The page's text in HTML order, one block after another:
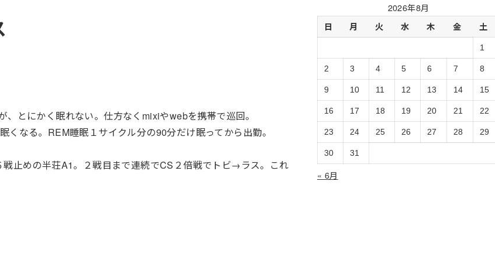
とにかく眠れない。仕方なくmixiやwebを携帯で巡回。
なる。REM睡眠１サイクル分の90分だけ眠ってから出勤。
止めの半荘A1。２戦目まで連続でCS２倍戦でトビ→ラス。これ
去
の
ア
ー
カ
イ
ブ
2026年8月
日 月 火 水 木 金 土
1
2 3 4 5 6 7 8
9 10 11 12 13 14 15
16 17 18 19 20 21 22
23 24 25 26 27 28 29
30 31
« 6月